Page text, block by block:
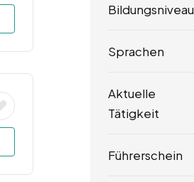
Bildungsniveau
Sprachen
Aktuelle
Tätigkeit
Führerschein